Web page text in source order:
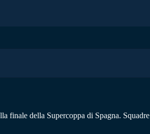
finale della Supercoppa di Spagna.